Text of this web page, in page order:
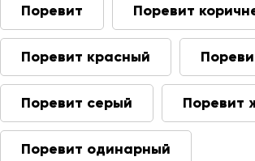
Поревит Поревит
Поревит красный
Поревит серый Поревит
Поревит одинарный